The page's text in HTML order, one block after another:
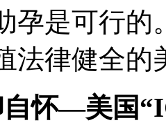
孕是可行的
法律健全的
自怀—美国